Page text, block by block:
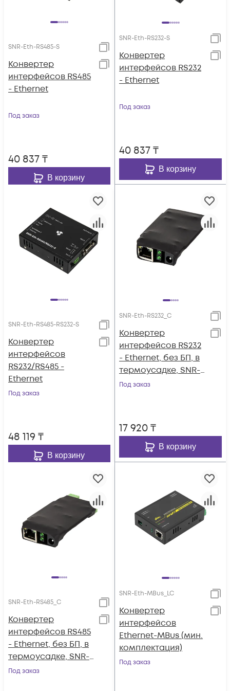
SNR-Eth-RS485-S
Конвертер
интерфейсов RS485
- Ethernet
Под заказ
40 837₸
В корзину
SNR-Eth-RS232-S
Конвертер
интерфейсов RS232
- Ethernet
Под заказ
40 837₸
В корзину
SNR-Eth-RS485-RS232-S
Конвертер
интерфейсов
RS232/RS485 -
Ethernet
Под заказ
48 119 ₸
В корзину
SNR-Eth-RS232_C
Конвертер
интерфейсов RS232
- Ethernet, без БП, в
термоусадке, SNR-
Eth-RS232_C
Под заказ
17 920₸
В корзину
SNR-Eth-RS485_C
Конвертер
интерфейсов RS485
- Ethernet, без БП, в
термоусадке, SNR-
Eth-RS485_C
Под заказ
SNR-Eth-MBus_LC
Конвертер
интерфейсов
Ethernet-MBus (мин.
комплектация)
Под заказ